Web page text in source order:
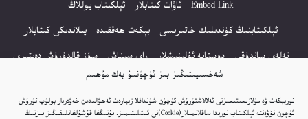
شەخسىيىتىڭىز بىز ئۈچۈنمۇ بەك مۇھىم
توربېكەت ۋە مۇلازىمىتىمىزنى ئەلالاشتۇرۇش ئۈچۈن شۇنداقلا زىيارەت ئەھۋالىدىن خەۋەردار بولۇپ تۇرۇش
ئۈچۈن نۆۋەتتە ئېلكىتاب تورىدا ساقلانمىلار(Cookie)نى ئىشلىتىمىز. بۇنىڭغا قۇشۇلغانلىقىڭىز بىزنىڭ
Embed Link ئاۋات كىتابلار
ئېلكىتاب يوللاڭ
ئېلكىتابنىڭ كۈندىلىك خاتىرىسى
بېكەت ھەققىدە
پىلاندىكى كىتابلار
تەلەي ساندۇقى
دوستانە ئۇلىنىشلار راي سىناش
سۆز قالدۇرۇش دەپتىرى
كۆپ سورالغان سۇئاللار
كىتاب تىزىملىكى
مەخپىيەتلىك باياناتى
نەشىر ھوقۇقى باياناتى